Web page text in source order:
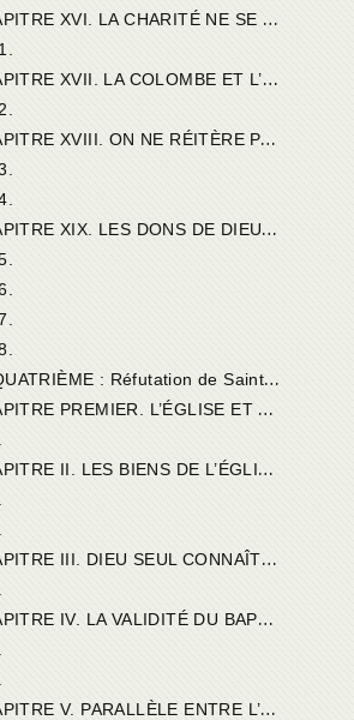
XVI. LA CHARITÉ NE SE TROUVE QUE DANS L’UNITÉ.
XVII. LA COLOMBE ET L’ÉPERVIER.
XVIII. ON NE RÉITÈRE PAS LE BAPTÊME AUX PÊCHEURS.
LES DONS DE DIEU PEUVENT SE RENCONTRER DANS LE SCHISME ET L’HÉRÉSIE.
: Réfutation de Saint Cyprien.
PREMIER. L’ÉGLISE ET LE PARADIS TERRESTRE.
II. LES BIENS DE L’ÉGLISE POSSÉDÉS PAR LES MÉCHANTS.
DIEU SEUL CONNAÎT CEUX QUI PERSÉVÉRERONT DANS L’UNITÉ DE L’ÉGLISE.
LA VALIDITÉ DU BAPTÊME EST INDÉPENDANTE DES QUALITÉS DU MINISTRE.
V. PARALLÈLE ENTRE L’HÉRÉTIQUE ET L’AVARE.